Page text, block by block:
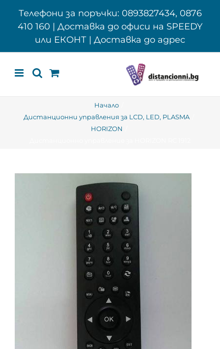
Телефони за поръчки: 0893827434, 0876
410 160 | Доставка до офиси на SPEEDY
или ЕКОНТ | Доставка до адрес
Начало
Дистанционни управления за LCD, LED, PLASMA
HORIZON